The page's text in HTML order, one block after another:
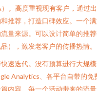
。高度重视现有客户，通过
推荐，打造口碑效应。一个
量来源。可以设计简单的推
），激发老客户的传播热情。
速迭代。没有预算进行大规
Analytics、各平台自带的免
内容、每一个活动带来的流